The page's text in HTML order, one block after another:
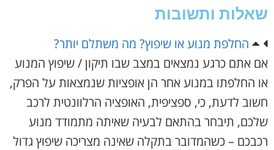
שאלות ותשובות
החלפת מנוע או שיפוץ? מה משתלם יותר?
אם אתם כרגע נמצאים במצב שבו תיקון / שיפוץ המנוע
או החלפתו במנוע אחר הן אופציות שנמצאות על הפרק,
חשוב לדעת, כי, ספציפית, האופציה הרלוונטית לרכב
שלכם, תיבחר בהתאם לבעיה שאיתה מתמודד מנוע
רכבכם – כשהמדובר בתקלה שאינה מצריכה שיפוץ גדול